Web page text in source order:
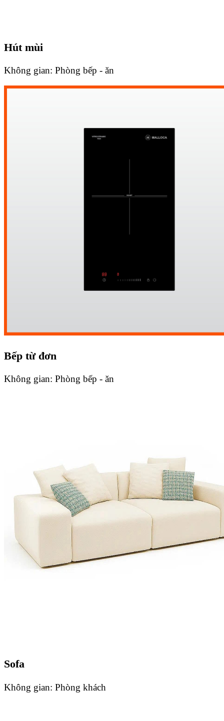
Hút mùi
Không gian: Phòng bếp - ăn
Bếp từ đơn
Không gian: Phòng bếp - ăn
Sofa
Không gian: Phòng khách